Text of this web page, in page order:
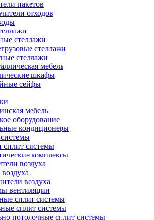
пакетов
отходов
стеллажи
стеллажи
стеллажи
мебель
шкафы
сейфы
мебель
оборудование
кондиционеры
сплит системы
комплексы
воздуха
воздуха
вентиляции
сплит системы
сплит системы
потолочные сплит системы